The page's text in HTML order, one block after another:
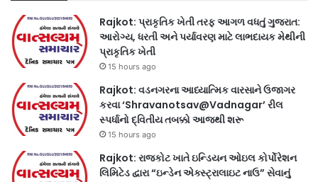
Rajkot: પ્રાકૃતિક ખેતી તરફ આગળ વધતું ગુજરાત:
આરોગ્ય, ધરતી અને પર્યાવરણ માટે લાભદાયક મેથીની
પ્રાકૃતિક ખેતી
15 hours ago
Rajkot: વડનગરના આધ્યાત્મિક વારસાને ઉજાગર
કરવા ‘Shravanotsav@Vadnagar’ રીલ
સ્પર્ધાનો દ્વિતીય તબક્કો આજથી શરૂ
15 hours ago
Rajkot: રાજકોટ ખાતે ઇન્ડિયન ઓઇલ કોર્પોરેશન
લિમિટેડ દ્વારા “ઇન્ડેન એક્સ્ટ્રાલાઇટ નાઉ” સેવાનું